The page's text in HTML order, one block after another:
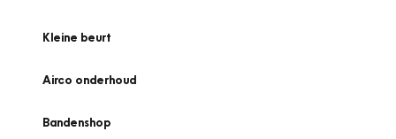
Kleine beurt
Airco onderhoud
Bandenshop